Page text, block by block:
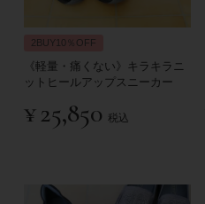
2BUY10％OFF
《軽量・痛くない》キラキラニ
ットヒールアップスニーカー
¥25,850 税込